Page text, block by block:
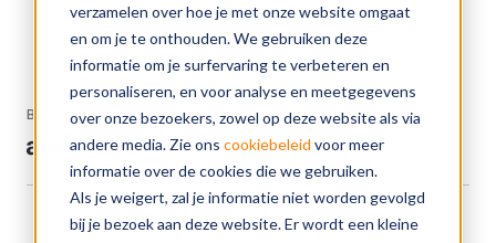
verzamelen over hoe je met onze website omgaat
en om je te onthouden. We gebruiken deze
informatie om je surfervaring te verbeteren en
personaliseren, en voor analyse en meetgegevens
over onze bezoekers, zowel op deze website als via
andere media. Zie ons cookiebeleid voor meer
informatie over de cookies die we gebruiken.
Als je weigert, zal je informatie niet worden gevolgd
bij je bezoek aan deze website. Er wordt een kleine
Blog
Base27 is onderdeel van Axxemble B.V.
Over Base27 Cookiebeleid Privacyverklaring